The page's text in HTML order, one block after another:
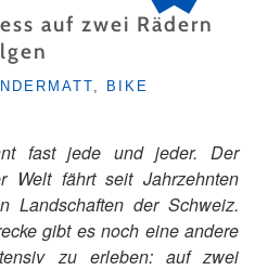
auf zwei Rädern
, BIKE
fast jede und jeder. Der
Welt fährt seit Jahrzehnten
Landschaften der Schweiz.
gibt es noch eine andere
zu erleben: auf zwei